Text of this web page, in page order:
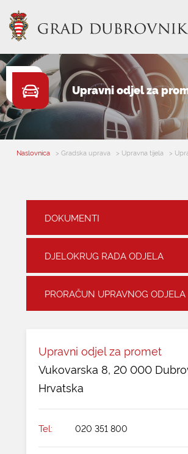
GRADSKA UPRAVA
GRADONAČELNIK
MJESNA SAMOUPRAVA
KONTAKTI
Upravni odjel za
Naslovnica > Gradska uprava > Upravna tijela >
DOKUMENTI
DJELOKRUG RADA ODJELA
PRORAČUN UPRAVNOG ODJELA
Upravni odjel za promet
Vukovarska 8, 20 000
Hrvatska
Tel: 020 351 800